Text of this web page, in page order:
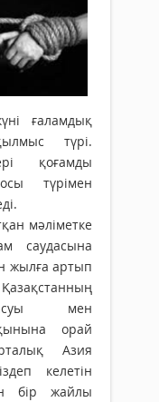
ғаламдық
түрі.
қоғамды
түрімен
мәліметке
саудасына
жылға артып
мен
орай
Азия
келетін
бір жайлы